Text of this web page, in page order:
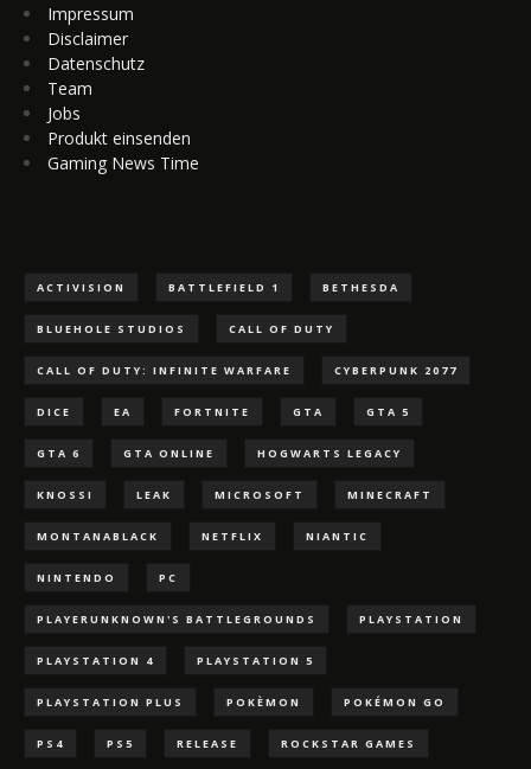
Impressum
Disclaimer
Datenschutz
Team
Jobs
Produkt einsenden
Gaming News Time
ACTIVISION BATTLEFIELD 1 BETHESDA
BLUEHOLE STUDIOS CALL OF DUTY
CALL OF DUTY: INFINITE WARFARE CYBERPUNK 2077
DICE EA FORTNITE GTA GTA 5
GTA 6 GTA ONLINE HOGWARTS LEGACY
KNOSSI LEAK MICROSOFT MINECRAFT
MONTANABLACK NETFLIX NIANTIC
NINTENDO PC
PLAYERUNKNOWN'S BATTLEGROUNDS PLAYSTATION
PLAYSTATION 4 PLAYSTATION 5
PLAYSTATION PLUS POKÈMON POKÉMON GO
PS4 PS5 RELEASE ROCKSTAR GAMES